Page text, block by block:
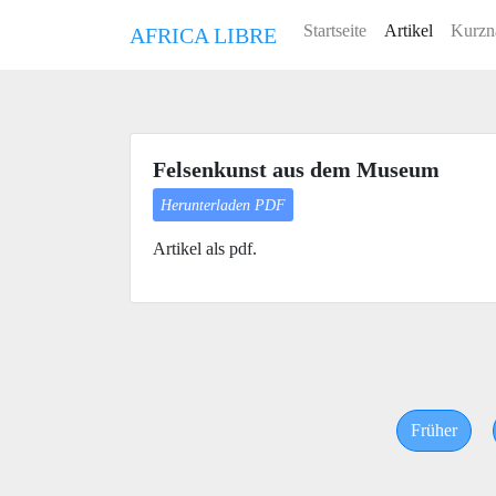
AFRICA LIBRE Startseite Artikel
Felsenkunst aus dem Museum
Herunterladen PDF
Artikel als pdf.
Früher